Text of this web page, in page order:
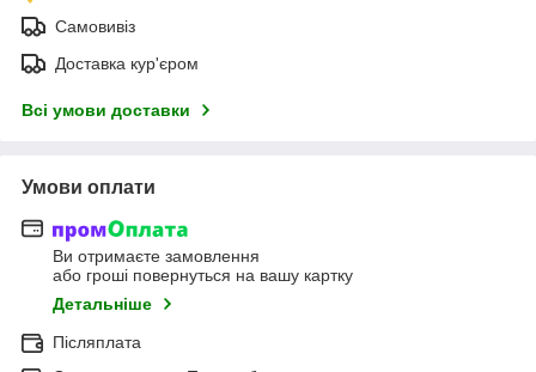
Самовивіз
Доставка кур'єром
Всі умови доставки
Умови оплати
Ви отримаєте замовлення
або гроші повернуться на вашу картку
Детальніше
Післяплата